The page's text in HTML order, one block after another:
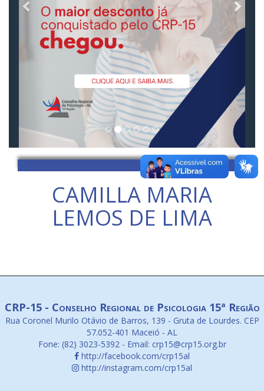
CAMILLA MARIA
LEMOS DE LIMA
CRP-15 - Conselho Regional de Psicologia 15ª Região
Rua Coronel Murilo Otávio de Barros, 139 - Gruta de Lourdes. CEP
57.052-401 Maceió - AL
Fone: (82) 3023-5392 - Email: crp15@crp15.org.br
http://facebook.com/crp15al
http://instagram.com/crp15al